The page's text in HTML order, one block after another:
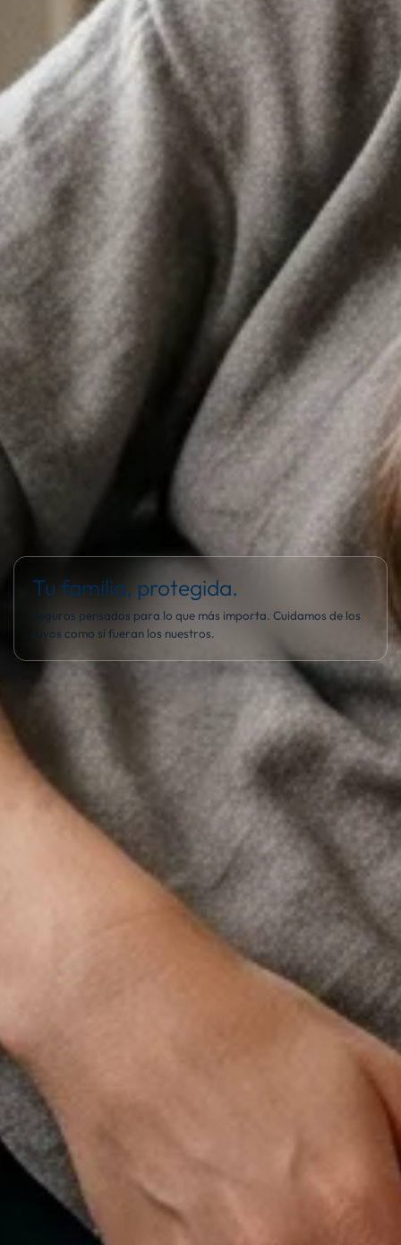
Tu familia, protegida.
Seguros pensados para lo que más importa. Cuidamos de los
tuyos como si fueran los nuestros.